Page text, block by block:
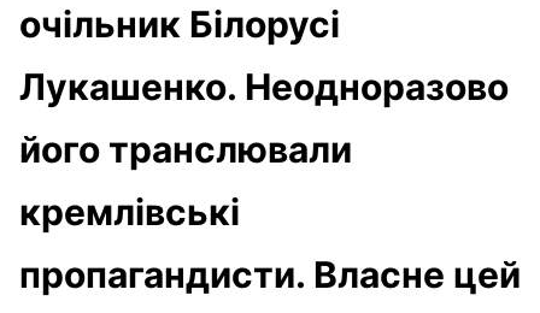
очільник Білорусі
Лукашенко. Неодноразово
його транслювали
кремлівські
пропагандисти. Власне цей